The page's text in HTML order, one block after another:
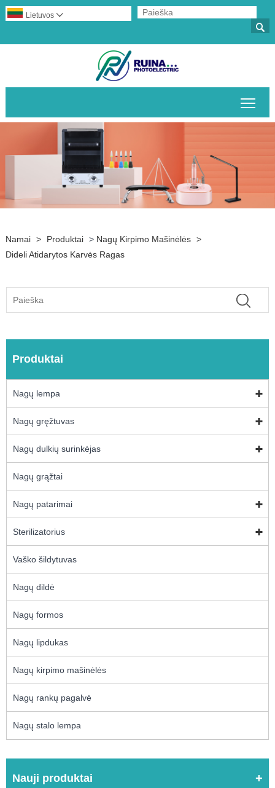

Lietuvos 
Namai > Produktai > Nagų Kirpimo Mašinėlės >
Dideli Atidarytos Karvės Ragas
Produktai
Nagų lempa
Nagų gręžtuvas
Nagų dulkių surinkėjas
Nagų grąžtai
Nagų patarimai
Sterilizatorius
Vaško šildytuvas
Nagų dildė
Nagų formos
Nagų lipdukas
Nagų kirpimo mašinėlės
Nagų rankų pagalvė
Nagų stalo lempa
Nauji produktai